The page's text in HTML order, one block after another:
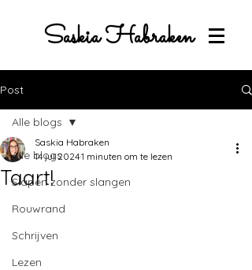
Saskia Habraken
Post
Alle blogs
Slapen zonder slangen
Rouwrand
Schrijven
Lezen
Alle blogs
Taart!
Saskia Habraken
14 jul 20241 minuten om te lezen